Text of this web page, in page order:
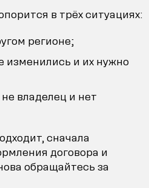
в трёх ситуациях:
регионе;
изменились и их нужно
владелец и нет
сначала
договора и
обращайтесь за